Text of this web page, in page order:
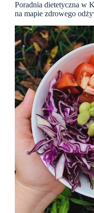
Poradnia dietetyczna w
na mapie zdrowego